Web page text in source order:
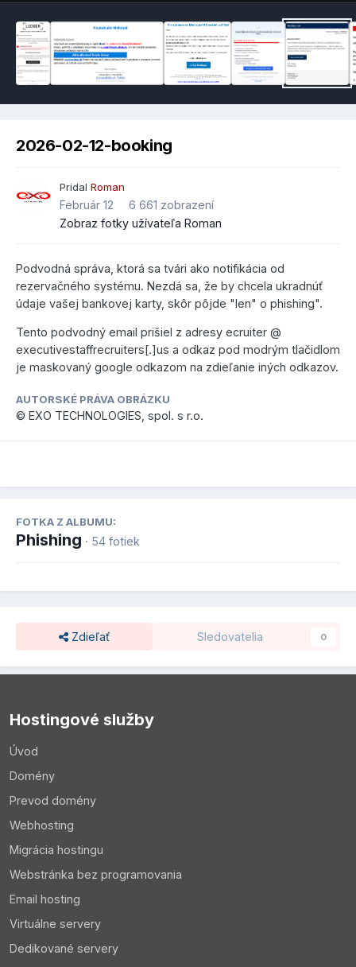
2026-02-12-booking
Pridal Roman
Február 12
6 661 zobrazení
Zobraz fotky užívateľa Roman
Podvodná správa, ktorá sa tvári ako notifikácia od
rezervačného systému. Nezdá sa, že by chcela ukradnúť
údaje vašej bankovej karty, skôr pôjde "len" o phishing".
Tento podvodný email prišiel z adresy ecruiter @
executivestaffrecruiters[.]us a odkaz pod modrým tlačidlom
je maskovaný google odkazom na zdieľanie iných odkazov.
AUTORSKÉ PRÁVA OBRÁZKU
© EXO TECHNOLOGIES, spol. s r.o.
FOTKA Z ALBUMU:
Phishing · 54 fotiek
Zdieľať Sledovatelia 0
Hostingové služby
Úvod
Domény
Prevod domény
Webhosting
Migrácia hostingu
Webstránka bez programovania
Email hosting
Virtuálne servery
Dedikované servery